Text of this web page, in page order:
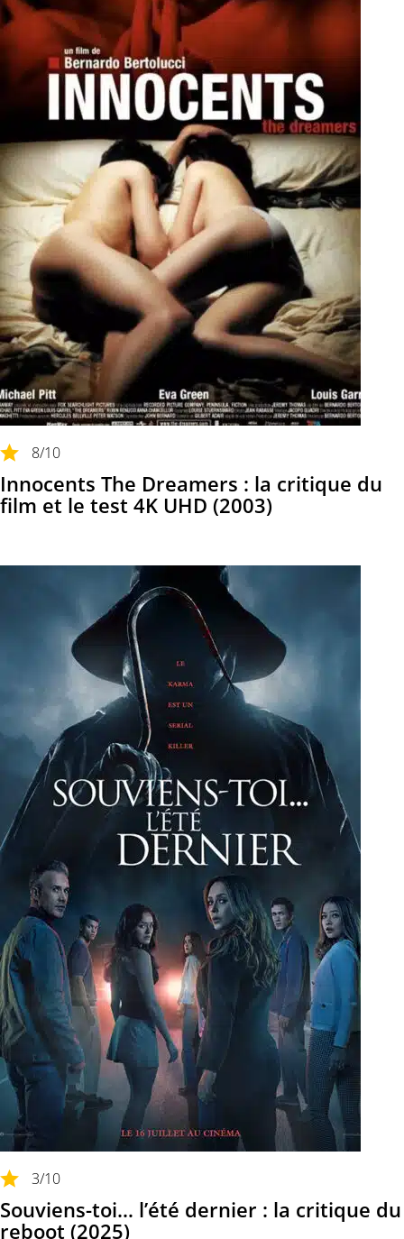
8/10
Innocents The Dreamers : la critique du
film et le test 4K UHD (2003)
3/10
Souviens-toi… l’été dernier : la critique du
reboot (2025)